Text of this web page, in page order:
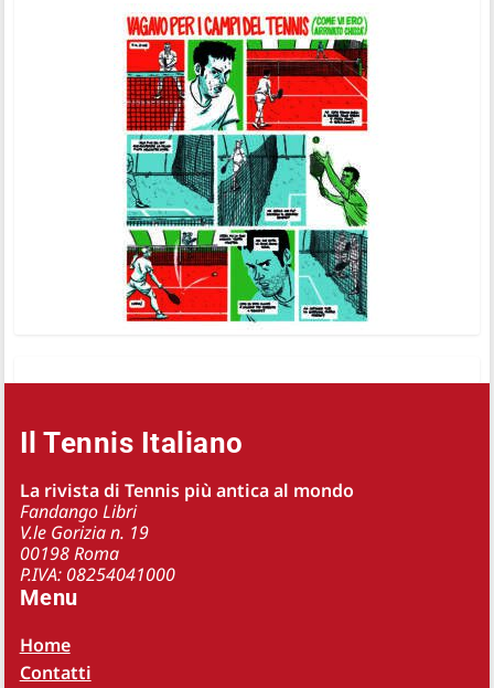
Il Tennis Italiano
La rivista di Tennis più antica al mondo
Fandango Libri
V.le Gorizia n. 19
00198 Roma
P.IVA: 08254041000
Menu
Home
Contatti